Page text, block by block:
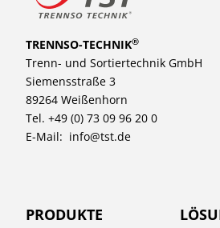
TRENNSO-TECHNIK®
Trenn- und Sortiertechnik GmbH
Siemensstraße 3
89264 Weißenhorn
Tel. +49 (0) 73 09 96 20 0
E-Mail: info@tst.de
PRODUKTE